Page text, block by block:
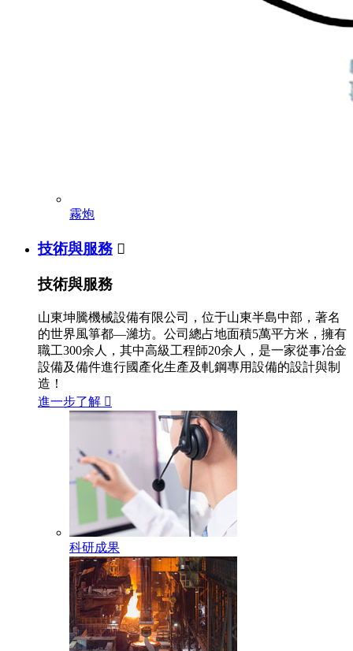
霧炮
技術與服務 
技術與服務
山東坤騰機械設備有限公司，位于山東半島中部，著名
的世界風箏都—濰坊。公司總占地面積5萬平方米，擁有
職工300余人，其中高級工程師20余人，是一家從事冶金
設備及備件進行國產化生產及軋鋼專用設備的設計與制
造！
進一步了解 
科研成果